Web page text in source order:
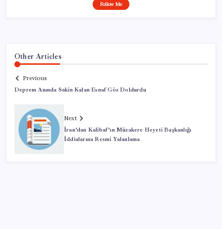
Follow Me
Other Articles
Previous
Deprem Anında Sakin Kalan Esnaf Göz Doldurdu
Next
İran’dan Kalibaf’ın Müzakere Heyeti Başkanlığı
İddialarına Resmi Yalanlama